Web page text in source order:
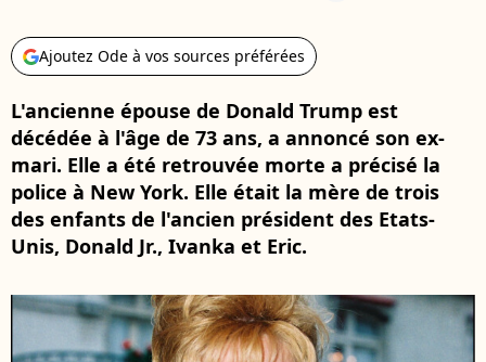
Ajoutez Ode à vos sources préférées
L'ancienne épouse de Donald Trump est
décédée à l'âge de 73 ans, a annoncé son ex-
mari. Elle a été retrouvée morte a précisé la
police à New York. Elle était la mère de trois
des enfants de l'ancien président des Etats-
Unis, Donald Jr., Ivanka et Eric.